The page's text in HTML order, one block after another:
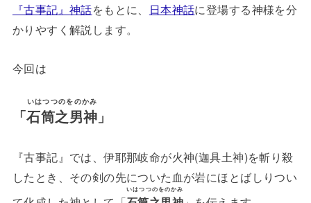
『古事記』神話をもとに、 日本神話に登場する神様を分
かりやすく解説します。
今回は
「石筒之男神
いはつつのをのかみ
」
『古事記』では、伊耶那岐命が火神(迦具土神)を斬り殺
したとき、その剣の先についた血が岩にほとばしりつい
いはつつのをのかみ